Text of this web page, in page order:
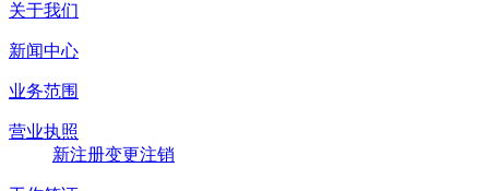
关于我们
新闻中心
业务范围
营业执照
新注册变更注销